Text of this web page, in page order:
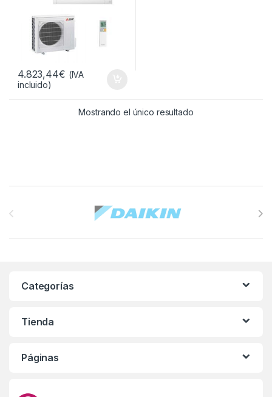
4.823,44€ (IVA
incluido)
Mostrando el único resultado
Categorías
Tienda
Páginas